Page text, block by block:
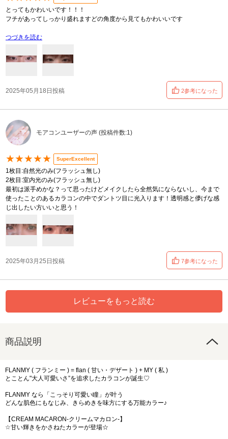
とってもかわいいです！！！
フチがあってしっかり盛れますどの角度から見てもかわいいです
つづきを読む
2025年05月18日投稿 2参考になった
モアコンユーザーの声 (投稿件数:1)
★★★★★ SuperExcellent
1枚目:自然光のみ(フラッシュ無し)
2枚目:室内光のみ(フラッシュ無し)
最初は派手めかな？って思ったけどメイクしたら全然気にならないし、今まで
使ったことのあるカラコンの中でダントツ目に光入ります！透明感と儚げな感
じ出したい方いいと思う！
2025年03月25日投稿 7参考になった
レビューをもっと読む
商品説明
FLANMY ( フランミー ) = flan ( 甘い・デザート ) + MY ( 私 )
とことん"大人可愛いさ”を追求したカラコンが誕生♡
FLANMY なら「こっそり可愛い瞳」が叶う
どんな肌色にもなじみ、きらめきを味方にする万能カラー♪
【CREAM MACARON-クリームマカロン-】
☆甘い輝きをかさねたカラーが登場☆